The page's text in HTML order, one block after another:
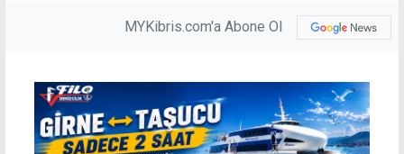
MYKibris.com'a Abone Ol